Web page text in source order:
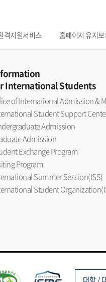
격지원서비스 홈페이지 유지보
International Students
of International Admission &
Student Support
Admission
Admission
Exchange Program
Program
Summer Session(ISS)
Student
대학 /